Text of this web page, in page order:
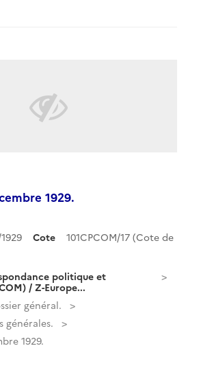
1929.
Cote
101CPCOM/17 (Cote de
politique et
/ Z-Europe...
général.
générales.
1929.